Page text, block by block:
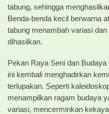
tabung, sehingga
Benda-benda kecil berwarna
tabung menambah variasi
dihasilkan.
Pekan Raya Seni dan
ini kembali menghadirkan
terlupakan. Seperti
menampilkan ragam budaya
variasi, mencerminkan